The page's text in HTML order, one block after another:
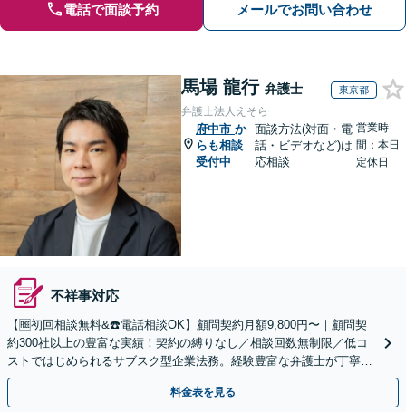
電話で面談予約 メールでお問い合わせ
馬場 龍行 弁護士 東京都
弁護士法人えそら
府中市 か
らも相談
受付中
面談方法(対面・電
話・ビデオなど)は
応相談
営業時
間：本日
定休日
不祥事対応
【🆓初回相談無料&☎️電話相談OK】顧問契約月額9,800円〜｜顧問契
約300社以上の豊富な実績！契約の縛りなし／相談回数無制限／低コ
ストではじめられるサブスク型企業法務。経験豊富な弁護士が丁寧に
対応。【関東エリア対応】
料金表を見る